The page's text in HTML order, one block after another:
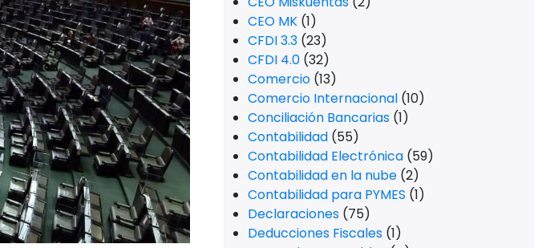
CEO MK (1)
CFDI 3.3 (23)
CFDI 4.0 (32)
Comercio (13)
Comercio Internacional (10)
Conciliación Bancarias (1)
Contabilidad (55)
Contabilidad Electrónica (59)
Contabilidad en la nube (2)
Contabilidad para PYMES (1)
Declaraciones (75)
Deducciones Fiscales (1)